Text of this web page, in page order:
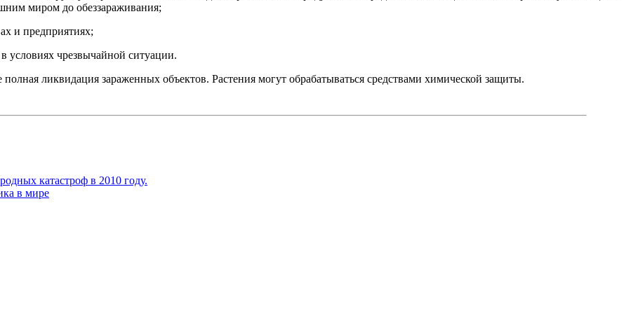
миром до обеззараживания;
и предприятиях;
условиях чрезвычайной ситуации.
ликвидация зараженных объектов. Растения могут обрабатываться средствами химической защиты.
катастроф в 2010 году.
в мире